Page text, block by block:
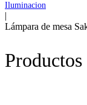
Iluminacion
|
Lámpara de mesa